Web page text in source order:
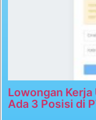
Lowongan
Ada 3 Posisi di